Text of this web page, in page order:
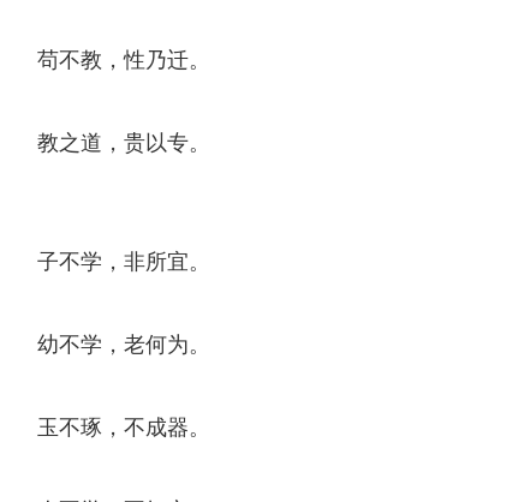
苟不教，性乃迁。
教之道，贵以专。
子不学，非所宜。
幼不学，老何为。
玉不琢，不成器。